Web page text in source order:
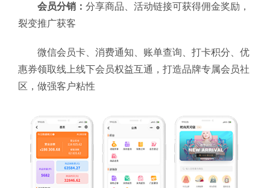
会员分销： 分享商品、活动链接可获得佣金奖励，
裂变推广获客
微信会员卡、消费通知、账单查询、打卡积分、优
惠券领取线上线下会员权益互通，打造品牌专属会员社
区，做强客户粘性